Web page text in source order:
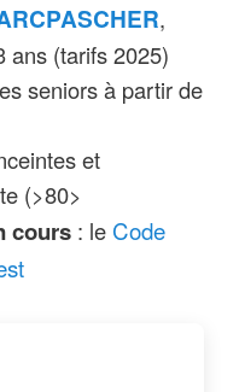
parc d’Agen: le
généralement,
ses portes à
selon les
les jours
sur le calendrier
Walygator Sud-
,
ans (tarifs 2025)
seniors à partir de
et
(>80>
cours : le Code